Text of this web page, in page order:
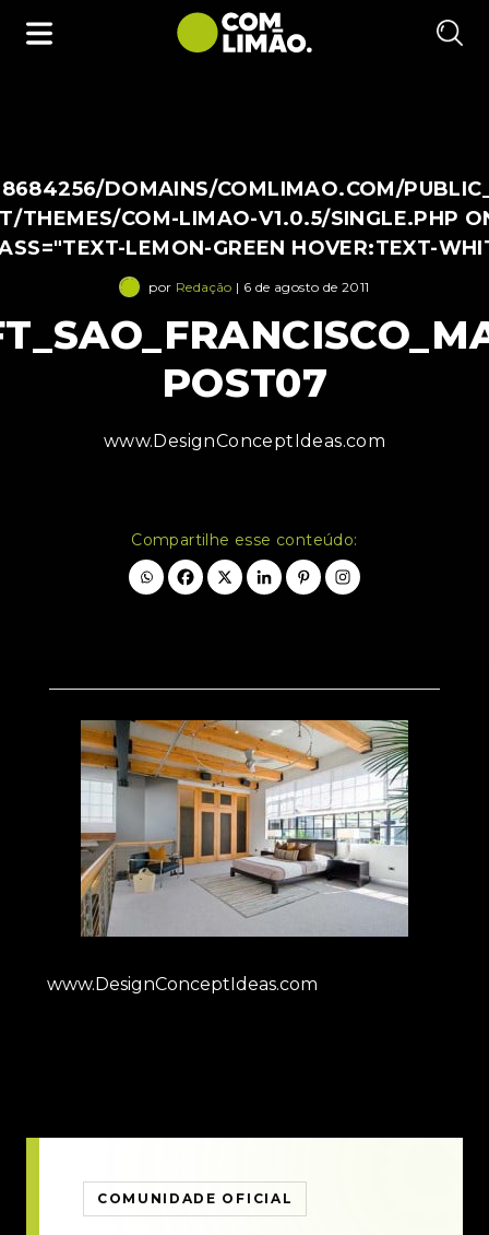
DOMAINS/COMLIMAO.COM/
THEMES/COM-LIMAO-V1.0.5/SINGLE.PHP
LEMON-GREEN HOVER:TEXT-
por Redação | 6 de agosto de 2011
POST07
www.DesignConceptIdeas.com
Compartilhe esse conteúdo:
www.DesignConceptIdeas.com
COMUNIDADE OFICIAL